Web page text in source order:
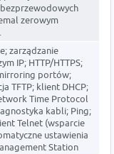
zerowym
zarządzanie
IP; HTTP/HTTPS;
portów;
TFTP; klient DHCP;
Time Protocol
kabli; Ping;
Telnet (wsparcie
ustawienia
Station